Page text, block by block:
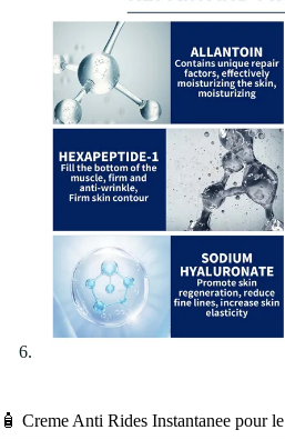
🧴 Creme Anti Rides Instantanee pour le